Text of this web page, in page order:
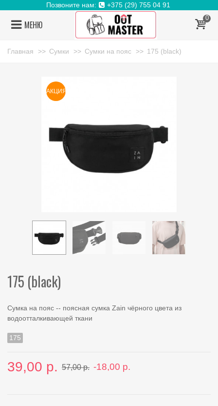
Позвоните нам: +375 (29) 755 04 91
МЕНЮ
0
Главная >> Сумки >> Сумки на пояс >> 175 (black)
АКЦИЯ
175 (black)
Сумка на пояс -- поясная сумка Zain чёрного цвета из
водоотталкивающей ткани
175
39,00 р. 57,00 р. -18,00 р.